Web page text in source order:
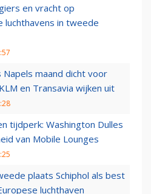
en vracht op
luchthavens in tweede
Napels maand dicht voor
en Transavia wijken uit
tijdperk: Washington Dulles
van Mobile Lounges
plaats Schiphol als best
luchthaven